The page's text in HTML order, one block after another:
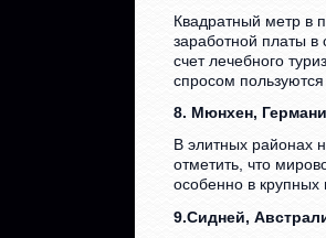
Квадратный метр в
заработной платы в
счет лечебного
спросом
8. Мюнхен,
В элитных районах
отметить, что
особенно в крупных
9.Сидней,